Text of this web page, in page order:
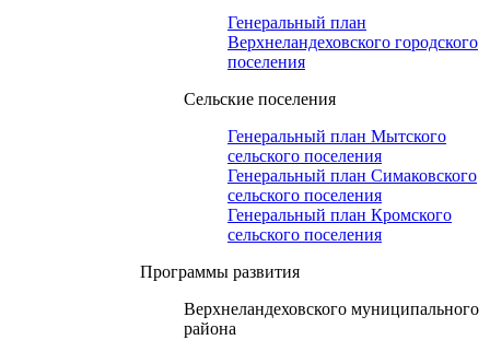
Генеральный план
Верхнеландеховского городского
поселения
Сельские поселения
Генеральный план Мытского
сельского поселения
Генеральный план Симаковского
сельского поселения
Генеральный план Кромского
сельского поселения
Программы развития
Верхнеландеховского муниципального
района